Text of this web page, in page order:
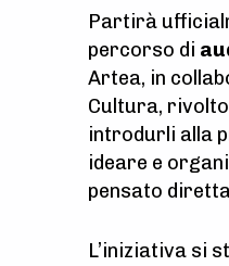
Partirà
percorso di
Artea, in
Cultura,
introdurli alla
ideare e
pensato
L’iniziativa si